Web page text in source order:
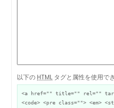
以下の HTML タグと属性を使用で
<a href="" title="" rel=""
<code> <pre class=""> <em>